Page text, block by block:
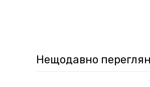
Нещодавно